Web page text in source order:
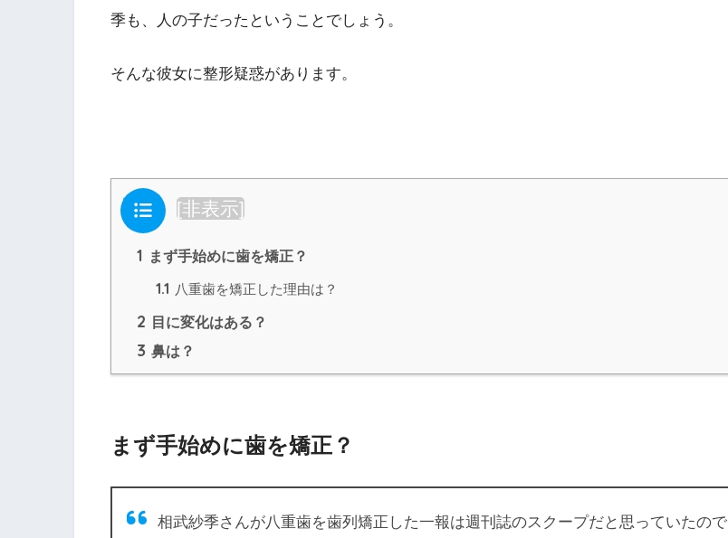
季も、人の子だったということでしょう。
そんな彼女に整形疑惑があります。
目次 [非表示]
1 まず手始めに歯を矯正？
1.1 八重歯を矯正した理由は？
2 目に変化はある？
3 鼻は？
まず手始めに歯を矯正？
相武紗季さんが八重歯を歯列矯正した一報は週刊誌のスクープだと思っていたので